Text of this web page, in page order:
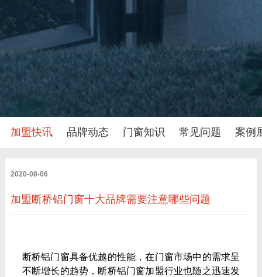
加盟快讯 品牌动态 门窗知识 常见问题 案例
2020-08-06
加盟断桥铝门窗十大品牌需要注意哪些问题
断桥铝门窗具备优越的性能，在门窗市场中的需求呈
不断增长的趋势，断桥铝门窗加盟行业也随之迅速发